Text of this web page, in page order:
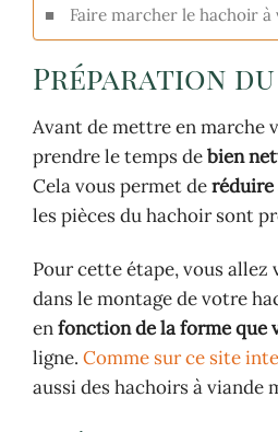
Faire marcher le hachoir à
Préparation
Avant de mettre en marche
prendre le temps debien
Cela vous permet deréduire
les pièces du hachoir sont
Pour cette étape, vous allez
dans le montage de votre
enfonction de la forme que
ligne. Comme sur ce site
aussi des hachoirs à viande